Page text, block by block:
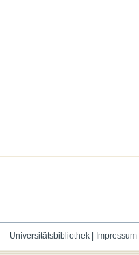
Universitätsbibliothek| Impressum|